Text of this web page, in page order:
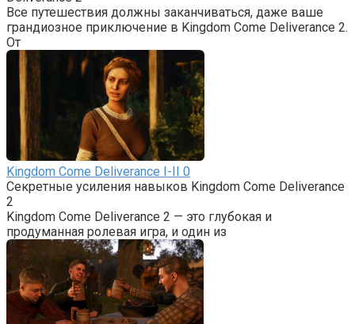
Все путешествия должны заканчиваться, даже ваше
грандиозное приключение в Kingdom Come Deliverance 2.
От
Kingdom Come Deliverance I-II 0
Cекретные усиления навыков Kingdom Come Deliverance
2
Kingdom Come Deliverance 2 — это глубокая и
продуманная ролевая игра, и один из